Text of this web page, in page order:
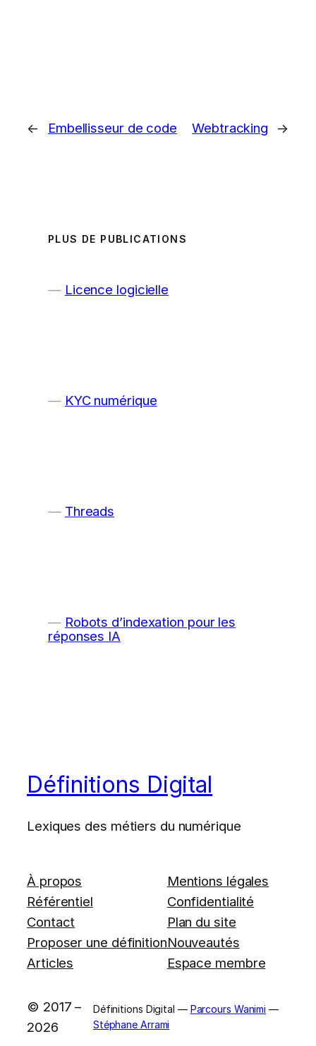
← Embellisseur de code Webtracking →
PLUS DE PUBLICATIONS
Licence logicielle
KYC numérique
Threads
Robots d’indexation pour les
réponses IA
Définitions Digital
Lexiques des métiers du numérique
À propos
Référentiel
Contact
Proposer une définition
Articles
Mentions légales
Confidentialité
Plan du site
Nouveautés
Espace membre
© 2017 –
2026
Définitions Digital — Parcours Wanimi —
Stéphane Arrami